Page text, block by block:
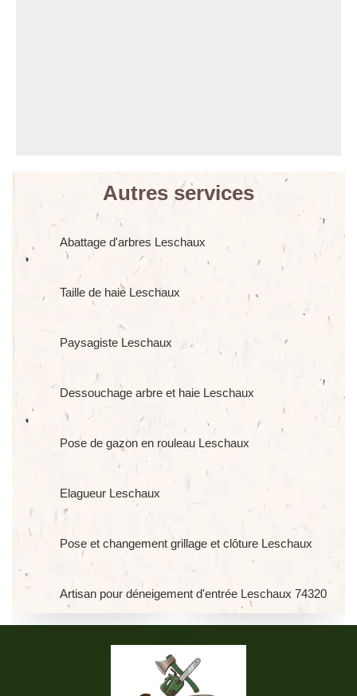
Autres services
Abattage d'arbres Leschaux
Taille de haie Leschaux
Paysagiste Leschaux
Dessouchage arbre et haie Leschaux
Pose de gazon en rouleau Leschaux
Elagueur Leschaux
Pose et changement grillage et clôture Leschaux
Artisan pour déneigement d'entrée Leschaux 74320